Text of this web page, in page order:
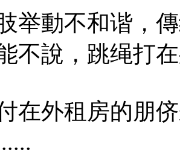
举動不和谐，
不說，跳绳打
在外租房的朋